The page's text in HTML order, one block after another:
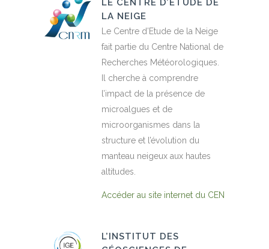
LE CENTRE D’ETUDE DE
LA NEIGE
Le Centre d’Etude de la Neige
fait partie du Centre National de
Recherches Météorologiques.
Il cherche à comprendre
l’impact de la présence de
microalgues et de
microorganismes dans la
structure et l’évolution du
manteau neigeux aux hautes
altitudes.
Accéder au site internet du CEN
L’INSTITUT DES